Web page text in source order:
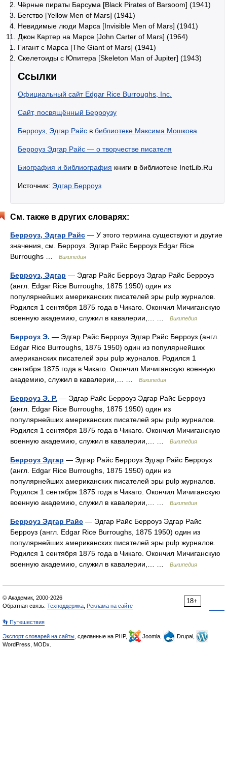
Чёрные пираты Барсума [Black Pirates of Barsoom] (1941)
Бегство [Yellow Men of Mars] (1941)
Невидимые люди Марса [Invisible Men of Mars] (1941)
Джон Картер на Марсе [John Carter of Mars] (1964)
Гигант с Марса [The Giant of Mars] (1941)
Скелетоиды с Юпитера [Skeleton Man of Jupiter] (1943)
Ссылки
Официальный сайт Edgar Rice Burroughs, Inc.
Сайт, посвящённый Берроузу
Берроуз, Эдгар Райс в библиотеке Максима Мошкова
Берроуз Эдгар Райс — о творчестве писателя
Биография и библиография книги в библиотеке InetLib.Ru
Источник: Эдгар Берроуз
См. также в других словарях:
Берроуз, Эдгар Райс — У этого термина существуют и другие
значения, см. Берроуз. Эдгар Райс Берроуз Edgar Rice
Burroughs …
Википедия
Берроуз, Эдгар — Эдгар Райс Берроуз Эдгар Райс Берроуз
(англ. Edgar Rice Burroughs, 1875 1950) один из
популярнейших американских писателей эры pulp журналов.
Родился 1 сентября 1875 года в Чикаго. Окончил Мичиганскую
военную академию, служил в кавалерии,… …
Википедия
Берроуз Э. — Эдгар Райс Берроуз Эдгар Райс Берроуз (англ.
Edgar Rice Burroughs, 1875 1950) один из популярнейших
американских писателей эры pulp журналов. Родился 1
сентября 1875 года в Чикаго. Окончил Мичиганскую военную
академию, служил в кавалерии,… …
Википедия
Берроуз Э. Р. — Эдгар Райс Берроуз Эдгар Райс Берроуз
(англ. Edgar Rice Burroughs, 1875 1950) один из
популярнейших американских писателей эры pulp журналов.
Родился 1 сентября 1875 года в Чикаго. Окончил Мичиганскую
военную академию, служил в кавалерии,… …
Википедия
Берроуз Эдгар — Эдгар Райс Берроуз Эдгар Райс Берроуз
(англ. Edgar Rice Burroughs, 1875 1950) один из
популярнейших американских писателей эры pulp журналов.
Родился 1 сентября 1875 года в Чикаго. Окончил Мичиганскую
военную академию, служил в кавалерии,… …
Википедия
Берроуз Эдгар Райс — Эдгар Райс Берроуз Эдгар Райс
Берроуз (англ. Edgar Rice Burroughs, 1875 1950) один из
популярнейших американских писателей эры pulp журналов.
Родился 1 сентября 1875 года в Чикаго. Окончил Мичиганскую
военную академию, служил в кавалерии,… …
Википедия
18+
© Академик, 2000-2026
Обратная связь: Техподдержка Реклама на сайте
👣 Путешествия
Экспорт словарей на сайты , сделанные на PHP, Joomla,
Drupal,
WordPress, MODx.